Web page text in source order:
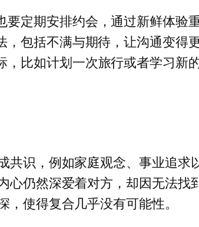
定期安排约会，通过新鲜体验重
包括不满与期待，让沟通变得更
，比如计划一次旅行或者学习新
共识，例如家庭观念、事业追
心仍然深爱着对方，却因无法
使得复合几乎没有可能性。